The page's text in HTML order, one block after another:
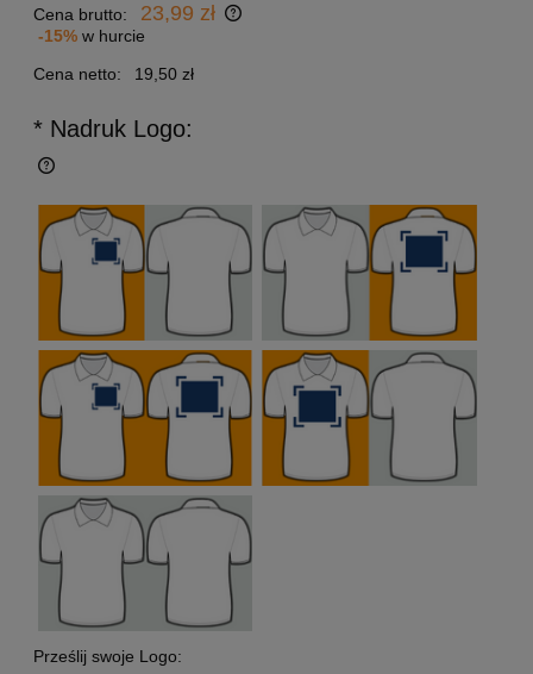
Cena brutto: 23,99 zł
-15% w hurcie
Cena netto:
19,50 zł
* Nadruk Logo:
Prześlij swoje Logo: